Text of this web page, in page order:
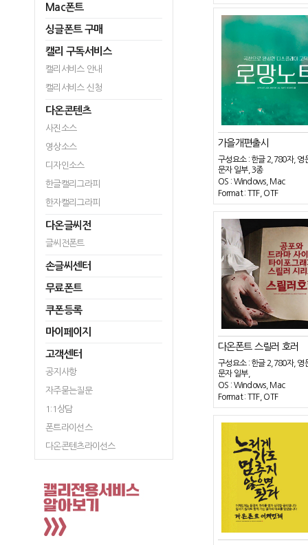
Mac폰트
싱글폰트 구매
캘리 구독서비스
캘리서비스 안내
캘리서비스 신청
다온콘텐츠
사진소스
영상소스
디자인소스
한글캘리그라피
한자캘리그라피
다온글씨전
글씨전폰트
손글씨센터
무료폰트
쿠폰등록
마이페이지
고객센터
공지사항
자주묻는질문
1:1상담
폰트라이선스
다온콘텐츠라이선스
가을개편출시
구성요소 : 한글 2,780자, 영
문자 일부, 3종
OS : Windows, Mac
Format : TTF, OTF
다온폰트 스릴러 호러
구성요소 : 한글 2,780자, 영
문자 일부,
OS : Windows, Mac
Format : TTF, OTF